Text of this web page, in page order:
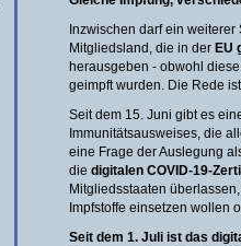
Inzwischen darf ein
Mitgliedsland, die in der EU
herausgeben - obwohl
geimpft wurden. Die Rede
Seit dem 15. Juni gibt es
Immunitätsausweises, die
eine Frage der Auslegung
die digitalen COVID-19-
Mitgliedsstaaten
Impfstoffe einsetzen wollen
Seit dem 1. Juli ist das